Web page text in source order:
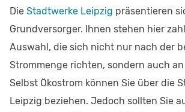
Die Stadtwerke Leipzig präsentieren
Grundversorger. Ihnen stehen hier
Auswahl, die sich nicht nur nach der
Strommenge richten, sondern auch
Selbst Ökostrom können Sie über die
Leipzig beziehen. Jedoch sollten Sie